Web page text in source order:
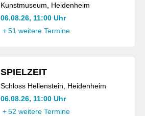
Kunstmuseum, Heidenheim
06.08.26, 11:00 Uhr
+ 51 weitere Termine
SPIELZEIT
Schloss Hellenstein, Heidenheim
06.08.26, 11:00 Uhr
+ 52 weitere Termine